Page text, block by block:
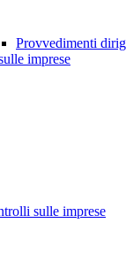
Provvedimenti
imprese
sulle imprese